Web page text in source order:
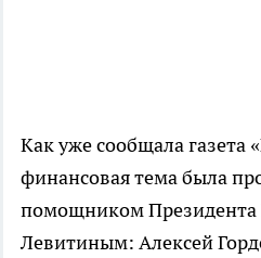
Как уже сообщала газета
финансовая тема была
помощником
Левитиным: Алексей